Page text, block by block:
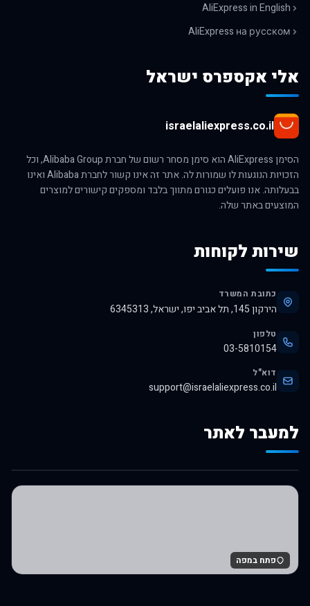
AliExpress in English
AliExpress на русском
אלי אקספרס ישראל
israelaliexpress.co.il
הסימן AliExpress הוא סימן מסחר רשום של חברת Alibaba Group, וכל
הזכויות הנוגעות לו שמורות לה. אתר זה אינו קשור לחברת Alibaba ואינו
בבעלותה. אנו פועלים כגורם מתווך בלבד ומספקים קישורים למוצרים
המוצעים באתר שלה.
שירות לקוחות
כתובת המשרד
הירקון 145, תל אביב יפו, ישראל, 6345313
טלפון
03-5810154
דוא"ל
support@israelaliexpress.co.il
למעבר לאתר
לרכישה באלי אקספרס
פתח במפה